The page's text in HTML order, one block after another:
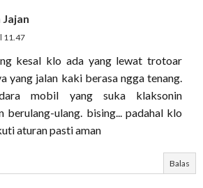
Jajan
11.47
kesal klo ada yang lewat trotoar
yang jalan kaki berasa ngga tenang.
mobil yang suka klaksonin
berulang-ulang. bising... padahal klo
aturan pasti aman
Balas